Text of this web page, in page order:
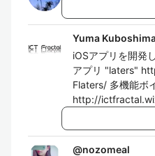
Yuma
iOSアプリを開発
アプリ "laters"
Flaters/ 多機能ボ
http://
@nozomeal